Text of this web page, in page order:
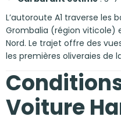
L’autoroute A1 traverse les
Grombalia (région viticole)
Nord. Le trajet offre des
les premières oliveraies de
Voiture